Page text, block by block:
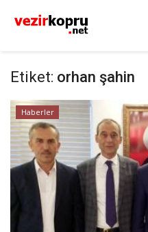
Etiket: orhan şahin
Haberler